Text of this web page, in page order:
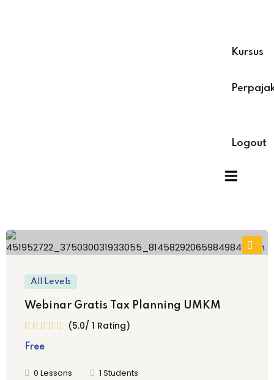
Kursus
Logout
All Levels
Webinar Gratis Tax Planning UMKM
(5.0/ 1 Rating)
Free
0 Lessons 1 Students